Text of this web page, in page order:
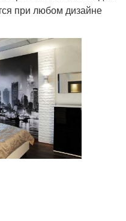
при любом дизайне